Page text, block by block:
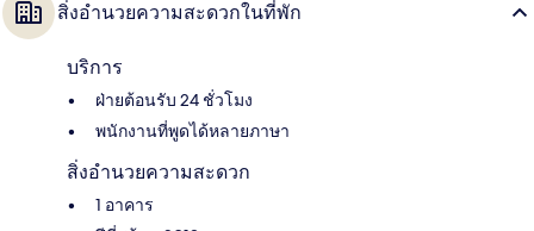
สิ่งอำนวยความสะดวกในที่พัก
บริการ
ฝ่ายต้อนรับ 24 ชั่วโมง
พนักงานที่พูดได้หลายภาษา
สิ่งอำนวยความสะดวก
1 อาคาร